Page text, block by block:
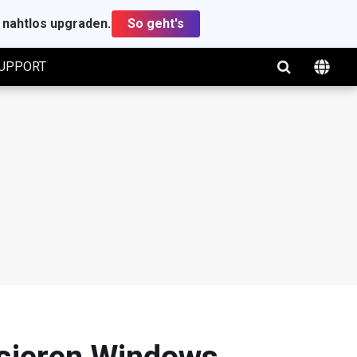
upgraden. So geht's